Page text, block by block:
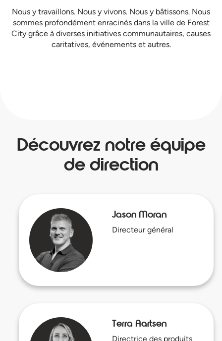
Nous y travaillons. Nous y vivons. Nous y bâtissons. Nous
sommes profondément enracinés dans la ville de Forest
City grâce à diverses initiatives communautaires, causes
caritatives, événements et autres.
Découvrez notre équipe
de direction
Jason Moran
Directeur général
Terra Aartsen
Directrice des produits